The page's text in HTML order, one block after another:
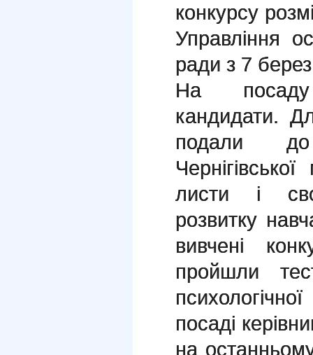
конкурсу
Управління
ради з 7
На
кандидати.
подали до
листи і
розвитку
вивчені
пройшли
посаді
на